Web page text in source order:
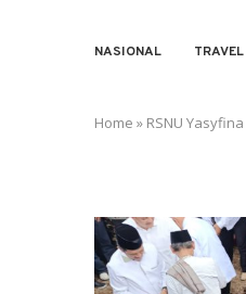
NASIONAL TRAVEL
Home » RSNU